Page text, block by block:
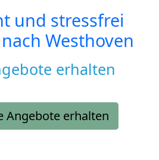
und stressfrei
Westhoven
erhalten
Angebote erhalten